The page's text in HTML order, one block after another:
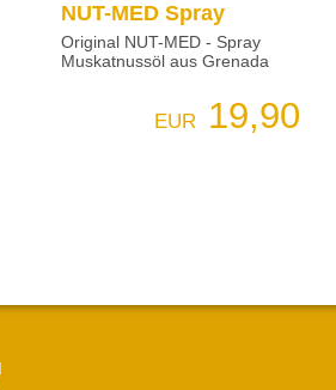
NUT-MED Spray
Original NUT-MED - Spray
Muskatnussöl aus Grenada
EUR 19,90